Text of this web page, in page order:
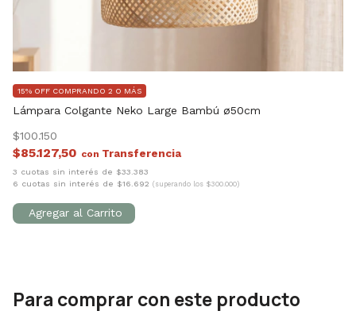
Lámpara Colgante Neko Large Bambú ø50cm
$100.150
15% OFF COMPRANDO 2 O MÁS
$85.127,50 con
3 cuotas sin interés de $33.383
6 cuotas sin interés de $16.692 (superando los $300.000)
Para comprar con este producto